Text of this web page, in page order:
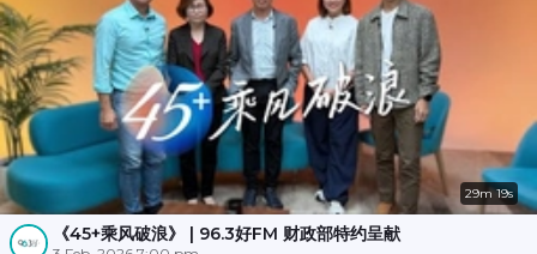
29m 19s
《45+乘风破浪》 | 96.3好FM 财政部特约呈献